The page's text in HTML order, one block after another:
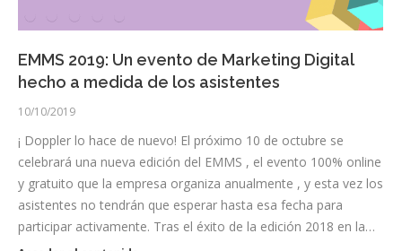
EMMS 2019: Un evento de Marketing Digital
hecho a medida de los asistentes
10/10/2019
¡ Doppler lo hace de nuevo! El próximo 10 de octubre se
celebrará una nueva edición del EMMS , el evento 100% online
y gratuito que la empresa organiza anualmente , y esta vez los
asistentes no tendrán que esperar hasta esa fecha para
participar activamente. Tras el éxito de la edición 2018 en la…